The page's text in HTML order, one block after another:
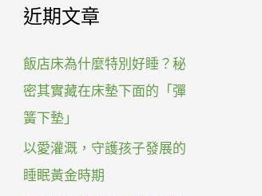
近期文章
飯店床為什麼特別好睡？秘
密其實藏在床墊下面的「彈
簧下墊」
以愛灌溉，守護孩子發展的
睡眠黃金時期